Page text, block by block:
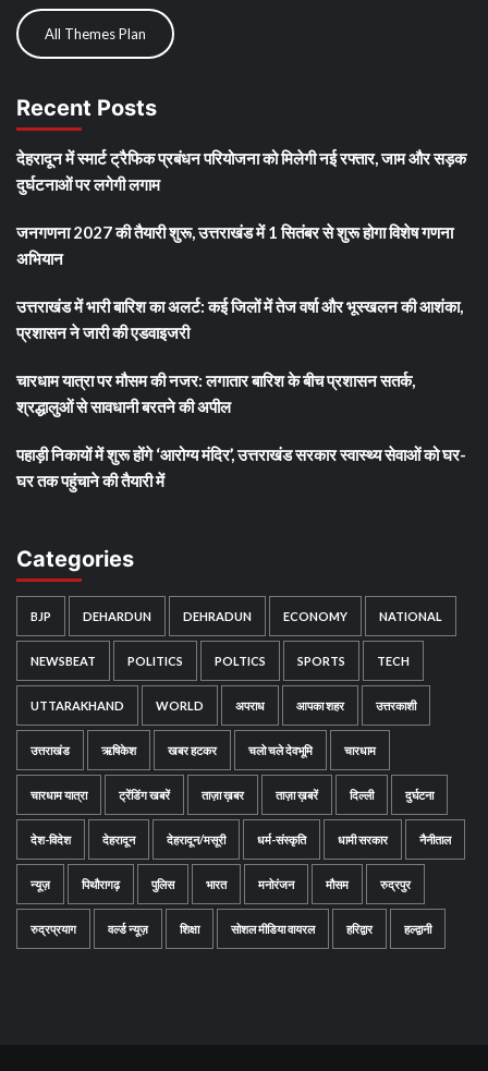
All Themes Plan
Recent Posts
देहरादून में स्मार्ट ट्रैफिक प्रबंधन परियोजना को मिलेगी नई रफ्तार, जाम और सड़क
दुर्घटनाओं पर लगेगी लगाम
जनगणना 2027 की तैयारी शुरू, उत्तराखंड में 1 सितंबर से शुरू होगा विशेष गणना
अभियान
उत्तराखंड में भारी बारिश का अलर्ट: कई जिलों में तेज वर्षा और भूस्खलन की आशंका,
प्रशासन ने जारी की एडवाइजरी
चारधाम यात्रा पर मौसम की नजर: लगातार बारिश के बीच प्रशासन सतर्क,
श्रद्धालुओं से सावधानी बरतने की अपील
पहाड़ी निकायों में शुरू होंगे ‘आरोग्य मंदिर’, उत्तराखंड सरकार स्वास्थ्य सेवाओं को घर-
घर तक पहुंचाने की तैयारी में
Categories
BJP DEHARDUN DEHRADUN ECONOMY NATIONAL
NEWSBEAT POLITICS POLTICS SPORTS TECH
UTTARAKHAND WORLD अपराध आपका शहर उत्तरकाशी
उत्तराखंड ऋषिकेश खबर हटकर चलो चले देवभूमि चारधाम
चारधाम यात्रा ट्रेंडिंग खबरें ताज़ा ख़बर ताज़ा ख़बरें दिल्ली दुर्घटना
देश-विदेश देहरादून देहरादून/मसूरी धर्म-संस्कृति धामी सरकार नैनीताल
न्यूज़ पिथौरागढ़ पुलिस भारत मनोरंजन मौसम रुद्रपुर
रुद्रप्रयाग वर्ल्ड न्यूज़ शिक्षा सोशल मीडिया वायरल हरिद्वार हल्द्वानी